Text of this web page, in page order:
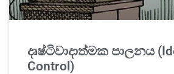
දෘෂ්ටිවාදාත්මක පාලනය
Control)